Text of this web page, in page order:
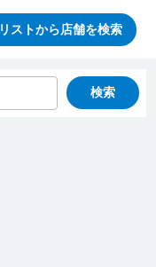
リストから店舗を検索
検索